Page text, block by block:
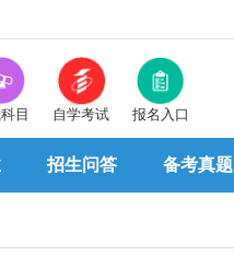
目 自学考试 报名入口
招生问答 备考真题